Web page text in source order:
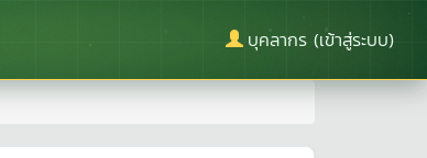
บุคลากร (เข้าสู่ระบบ)